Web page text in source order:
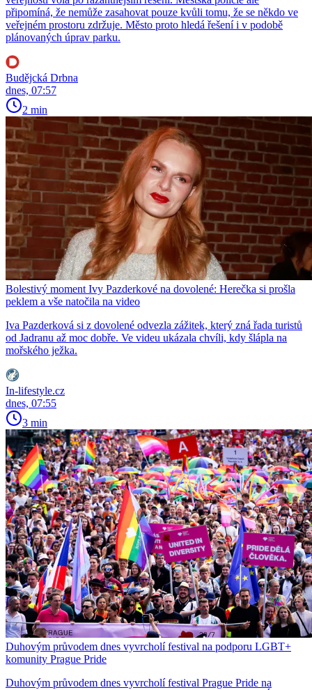
připomíná, že nemůže zasahovat pouze kvůli tomu, že se někdo ve
veřejném prostoru zdržuje. Město proto hledá řešení i v podobě
plánovaných úprav parku.
Budějcká Drbna
dnes, 07:57
2 min
Bolestivý moment Ivy Pazderkové na dovolené: Herečka si prošla
peklem a vše natočila na video
Iva Pazderková si z dovolené odvezla zážitek, který zná řada turistů
od Jadranu až moc dobře. Ve videu ukázala chvíli, kdy šlápla na
mořského ježka.
In-lifestyle.cz
dnes, 07:55
3 min
Duhovým průvodem dnes vyvrcholí festival na podporu LGBT+
komunity Prague Pride
Duhovým průvodem dnes vyvrcholí festival Prague Pride na